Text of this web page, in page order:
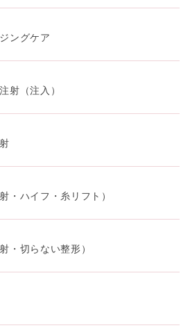
ングケア
射（注入）
・ハイフ・糸リフト）
・切らない整形）